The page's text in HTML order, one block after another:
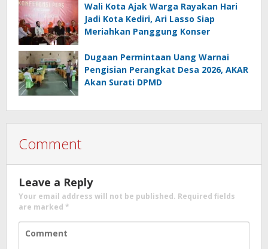
Wali Kota Ajak Warga Rayakan Hari
Jadi Kota Kediri, Ari Lasso Siap
Meriahkan Panggung Konser
Dugaan Permintaan Uang Warnai
Pengisian Perangkat Desa 2026, AKAR
Akan Surati DPMD
Comment
Leave a Reply
Your email address will not be published. Required fields
are marked *